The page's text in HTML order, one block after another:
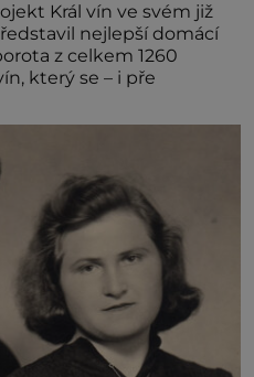
Král vín ve svém již
nejlepší domácí
z celkem 1260
157 vinařů. Král vín, který se – i pře